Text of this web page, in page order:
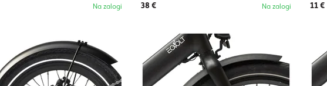
Na zalogi
38 €
Na zalogi
11 €